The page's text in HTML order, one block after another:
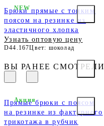
Брюки прямые с тонким
поясом на резинке из
эластичного хлопка
Узнать оптовую цену
D44.167Цвет: шоколад
NEW
ВЫ РАНЕЕ СМОТРЕЛИ
Прямые брюки с поясом
на резинке из фактурного
трикотажа в рубчик
Акция